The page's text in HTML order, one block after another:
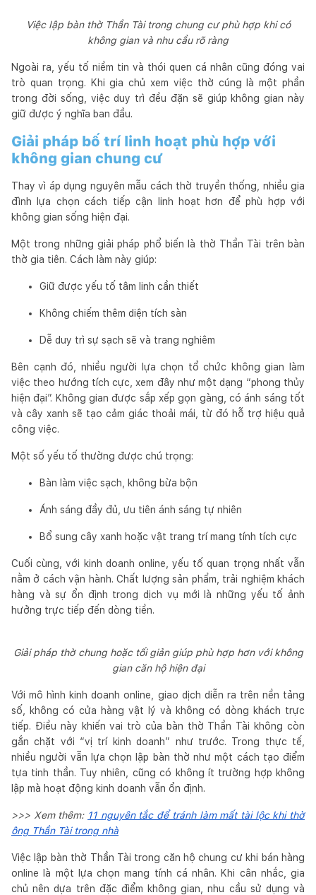
Việc lập bàn thờ Thần Tài trong chung cư phù hợp khi có
không gian và nhu cầu rõ ràng
Ngoài ra, yếu tố niềm tin và thói quen cá nhân cũng đóng vai
trò quan trọng. Khi gia chủ xem việc thờ cúng là một phần
trong đời sống, việc duy trì đều đặn sẽ giúp không gian này
giữ được ý nghĩa ban đầu.
Giải pháp bố trí linh hoạt phù hợp với
không gian chung cư
Thay vì áp dụng nguyên mẫu cách thờ truyền thống, nhiều gia
đình lựa chọn cách tiếp cận linh hoạt hơn để phù hợp với
không gian sống hiện đại.
Một trong những giải pháp phổ biến là thờ Thần Tài trên bàn
thờ gia tiên. Cách làm này giúp:
Giữ được yếu tố tâm linh cần thiết
Không chiếm thêm diện tích sàn
Dễ duy trì sự sạch sẽ và trang nghiêm
Bên cạnh đó, nhiều người lựa chọn tổ chức không gian làm
việc theo hướng tích cực, xem đây như một dạng “phong thủy
hiện đại”. Không gian được sắp xếp gọn gàng, có ánh sáng tốt
và cây xanh sẽ tạo cảm giác thoải mái, từ đó hỗ trợ hiệu quả
công việc.
Một số yếu tố thường được chú trọng:
Bàn làm việc sạch, không bừa bộn
Ánh sáng đầy đủ, ưu tiên ánh sáng tự nhiên
Bổ sung cây xanh hoặc vật trang trí mang tính tích cực
Cuối cùng, với kinh doanh online, yếu tố quan trọng nhất vẫn
nằm ở cách vận hành. Chất lượng sản phẩm, trải nghiệm khách
hàng và sự ổn định trong dịch vụ mới là những yếu tố ảnh
hưởng trực tiếp đến dòng tiền.
Giải pháp thờ chung hoặc tối giản giúp phù hợp hơn với không
gian căn hộ hiện đại
Với mô hình kinh doanh online, giao dịch diễn ra trên nền tảng
số, không có cửa hàng vật lý và không có dòng khách trực
tiếp. Điều này khiến vai trò của bàn thờ Thần Tài không còn
gắn chặt với “vị trí kinh doanh” như trước. Trong thực tế,
nhiều người vẫn lựa chọn lập bàn thờ như một cách tạo điểm
tựa tinh thần. Tuy nhiên, cũng có không ít trường hợp không
lập mà hoạt động kinh doanh vẫn ổn định.
>>> Xem thêm: 11 nguyên tắc để tránh làm mất tài lộc khi thờ
ông Thần Tài trong nhà
Việc lập bàn thờ Thần Tài trong căn hộ chung cư khi bán hàng
online là một lựa chọn mang tính cá nhân. Khi cân nhắc, gia
chủ nên dựa trên đặc điểm không gian, nhu cầu sử dụng và